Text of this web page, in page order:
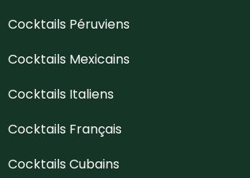
Cocktails Péruviens
Cocktails Mexicains
Cocktails Italiens
Cocktails Français
Cocktails Cubains